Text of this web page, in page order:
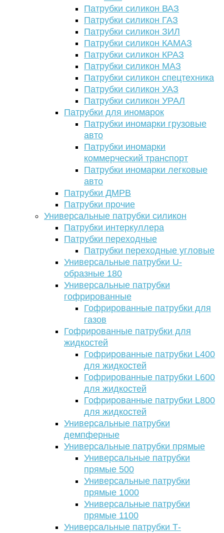
Патрубки силикон ВАЗ
Патрубки силикон ГАЗ
Патрубки силикон ЗИЛ
Патрубки силикон КАМАЗ
Патрубки силикон КРАЗ
Патрубки силикон МАЗ
Патрубки силикон спецтехника
Патрубки силикон УАЗ
Патрубки силикон УРАЛ
Патрубки для иномарок
Патрубки иномарки грузовые
авто
Патрубки иномарки
коммерческий транспорт
Патрубки иномарки легковые
авто
Патрубки ДМРВ
Патрубки прочие
Универсальные патрубки силикон
Патрубки интеркуллера
Патрубки переходные
Патрубки переходные угловые
Универсальные патрубки U-
образные 180
Универсальные патрубки
гофрированные
Гофрированные патрубки для
газов
Гофрированные патрубки для
жидкостей
Гофрированные патрубки L400
для жидкостей
Гофрированные патрубки L600
для жидкостей
Гофрированные патрубки L800
для жидкостей
Универсальные патрубки
демпферные
Универсальные патрубки прямые
Универсальные патрубки
прямые 500
Универсальные патрубки
прямые 1000
Универсальные патрубки
прямые 1100
Универсальные патрубки Т-